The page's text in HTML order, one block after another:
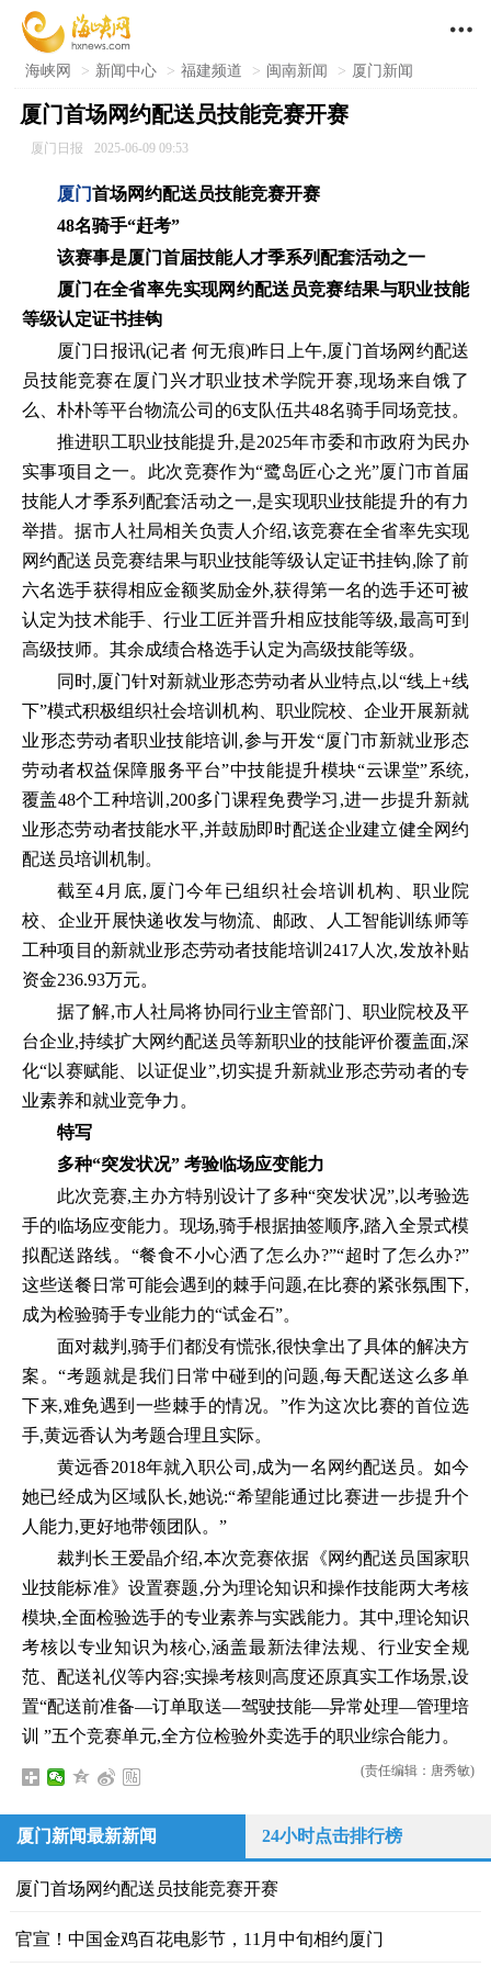

海峡网 > 新闻中心 > 福建频道 > 闽南新闻 > 厦门新闻
厦门首场网约配送员技能竞赛开赛
厦门日报 2025-06-09 09:53
厦门首场网约配送员技能竞赛开赛
48名骑手“赶考”
该赛事是厦门首届技能人才季系列配套活动之一
厦门在全省率先实现网约配送员竞赛结果与职业技能
等级认定证书挂钩
厦门日报讯(记者 何无痕)昨日上午,厦门首场网约配送
员技能竞赛在厦门兴才职业技术学院开赛,现场来自饿了
么、朴朴等平台物流公司的6支队伍共48名骑手同场竞技。
推进职工职业技能提升,是2025年市委和市政府为民办
实事项目之一。此次竞赛作为“鹭岛匠心之光”厦门市首届
技能人才季系列配套活动之一,是实现职业技能提升的有力
举措。据市人社局相关负责人介绍,该竞赛在全省率先实现
网约配送员竞赛结果与职业技能等级认定证书挂钩,除了前
六名选手获得相应金额奖励金外,获得第一名的选手还可被
认定为技术能手、行业工匠并晋升相应技能等级,最高可到
高级技师。其余成绩合格选手认定为高级技能等级。
同时,厦门针对新就业形态劳动者从业特点,以“线上+线
下”模式积极组织社会培训机构、职业院校、企业开展新就
业形态劳动者职业技能培训,参与开发“厦门市新就业形态
劳动者权益保障服务平台”中技能提升模块“云课堂”系统,
覆盖48个工种培训,200多门课程免费学习,进一步提升新就
业形态劳动者技能水平,并鼓励即时配送企业建立健全网约
配送员培训机制。
截至4月底,厦门今年已组织社会培训机构、职业院
校、企业开展快递收发与物流、邮政、人工智能训练师等
工种项目的新就业形态劳动者技能培训2417人次,发放补贴
资金236.93万元。
据了解,市人社局将协同行业主管部门、职业院校及平
台企业,持续扩大网约配送员等新职业的技能评价覆盖面,深
化“以赛赋能、以证促业”,切实提升新就业形态劳动者的专
业素养和就业竞争力。
特写
多种“突发状况” 考验临场应变能力
此次竞赛,主办方特别设计了多种“突发状况”,以考验选
手的临场应变能力。现场,骑手根据抽签顺序,踏入全景式模
拟配送路线。“餐食不小心洒了怎么办?”“超时了怎么办?”
这些送餐日常可能会遇到的棘手问题,在比赛的紧张氛围下,
成为检验骑手专业能力的“试金石”。
面对裁判,骑手们都没有慌张,很快拿出了具体的解决方
案。“考题就是我们日常中碰到的问题,每天配送这么多单
下来,难免遇到一些棘手的情况。”作为这次比赛的首位选
手,黄远香认为考题合理且实际。
黄远香2018年就入职公司,成为一名网约配送员。如今
她已经成为区域队长,她说:“希望能通过比赛进一步提升个
人能力,更好地带领团队。”
裁判长王爱晶介绍,本次竞赛依据《网约配送员国家职
业技能标准》设置赛题,分为理论知识和操作技能两大考核
模块,全面检验选手的专业素养与实践能力。其中,理论知识
考核以专业知识为核心,涵盖最新法律法规、行业安全规
范、配送礼仪等内容;实操考核则高度还原真实工作场景,设
置“配送前准备—订单取送—驾驶技能—异常处理—管理培
训 ”五个竞赛单元,全方位检验外卖选手的职业综合能力。
(责任编辑：唐秀敏)
厦门新闻最新新闻 24小时点击排行榜
厦门首场网约配送员技能竞赛开赛
官宣！中国金鸡百花电影节，11月中旬相约厦门